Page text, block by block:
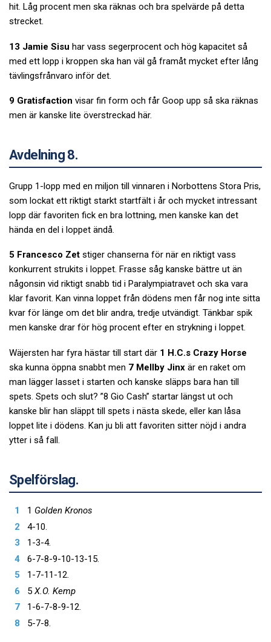
hit. Låg procent men ska räknas och bra spelvärde på detta
strecket.
13 Jamie Sisu har vass segerprocent och hög kapacitet så
med ett lopp i kroppen ska han väl gå framåt mycket efter lång
tävlingsfrånvaro inför det.
9 Gratisfaction visar fin form och får Goop upp så ska räknas
men är kanske lite överstreckad här.
Avdelning 8.
Grupp 1-lopp med en miljon till vinnaren i Norbottens Stora Pris,
som lockat ett riktigt starkt startfält i år och mycket intressant
lopp där favoriten fick en bra lottning, men kanske kan det
hända en del i loppet ändå.
5 Francesco Zet stiger chanserna för när en riktigt vass
konkurrent strukits i loppet. Frasse såg kanske bättre ut än
någonsin vid riktigt snabb tid i Paralympiatravet och ska vara
klar favorit. Kan vinna loppet från dödens men får nog inte sitta
kvar för länge om det blir andra, tredje utvändigt. Tänkbar spik
men kanske drar för hög procent efter en strykning i loppet.
Wäjersten har fyra hästar till start där 1 H.C.s Crazy Horse
ska kunna öppna snabbt men 7 Mellby Jinx är en raket om
man lägger lasset i starten och kanske släpps bara han till
spets. Spets och slut? ”8 Gio Cash” startar längst ut och
kanske blir han släppt till spets i nästa skede, eller kan låsa
loppet lite i dödens. Kan ju bli att favoriten sitter nöjd i andra
ytter i så fall.
Spelförslag.
1 Golden Kronos
4-10.
1-3-4.
6-7-8-9-10-13-15.
1-7-11-12.
5 X.O. Kemp
1-6-7-8-9-12.
5-7-8.